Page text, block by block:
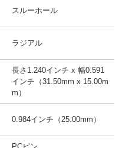
スルーホール
ラジアル
長さ1.240インチ x 幅0.591
インチ（31.50mm x 15.00m
m）
0.984インチ（25.00mm）